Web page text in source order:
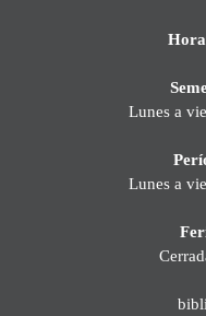
Lunes a
Lunes a